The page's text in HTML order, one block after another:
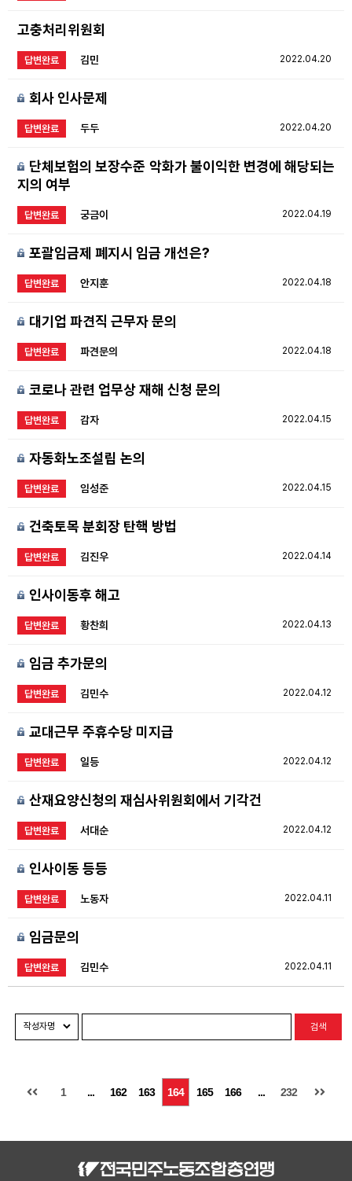
고충처리위원회
답변완료 2022.04.20
김민
회사 인사문제
답변완료 2022.04.20
두두
단체보험의 보장수준 악화가 불이익한 변경에 해당되는
지의 여부
답변완료 2022.04.19
궁금이
포괄임금제 폐지시 임금 개선은?
답변완료 2022.04.18
안지훈
대기업 파견직 근무자 문의
답변완료 2022.04.18
파견문의
코로나 관련 업무상 재해 신청 문의
답변완료 2022.04.15
감자
자동화노조설립 논의
답변완료 2022.04.15
임성준
건축토목 분회장 탄핵 방법
답변완료 2022.04.14
김진우
인사이동후 해고
답변완료 2022.04.13
황찬희
임금 추가문의
답변완료 2022.04.12
김민수
교대근무 주휴수당 미지급
답변완료 2022.04.12
일등
산재요양신청의 재심사위원회에서 기각건
답변완료 2022.04.12
서대순
인사이동 등등
답변완료 2022.04.11
노동자
임금문의
답변완료 2022.04.11
김민수
검색
1 ... 162 163 164 165 166 ... 232